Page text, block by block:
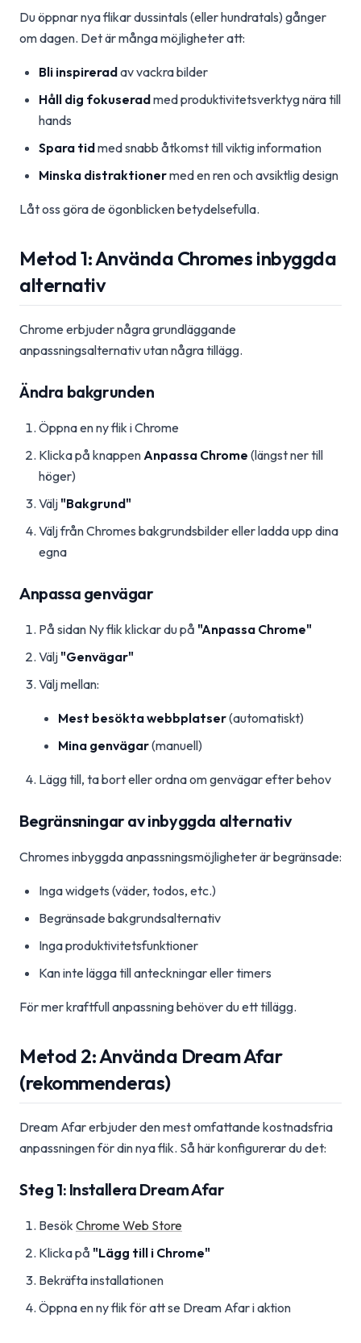
Du öppnar nya flikar dussintals (eller hundratals) gånger
om dagen. Det är många möjligheter att:
Bli inspireradav vackra bilder
Håll dig fokuseradmed produktivitetsverktyg nära till
hands
Spara tidmed snabb åtkomst till viktig information
Minska distraktionermed en ren och avsiktlig design
Låt oss göra de ögonblicken betydelsefulla.
Metod 1: Använda Chromes inbyggda
alternativ
Chrome erbjuder några grundläggande
anpassningsalternativ utan några tillägg.
Ändra bakgrunden
Öppna en ny flik i Chrome
Klicka på knappenAnpassa Chrome (längst ner till
höger)
Välj "Bakgrund"
Välj från Chromes bakgrundsbilder eller ladda upp dina
egna
Anpassa genvägar
På sidan Ny flik klickar du på "Anpassa Chrome"
Välj "Genvägar"
Välj mellan:
Mest besökta webbplatser(automatiskt)
Mina genvägar(manuell)
Lägg till, ta bort eller ordna om genvägar efter behov
Begränsningar av inbyggda alternativ
Chromes inbyggda anpassningsmöjligheter är begränsade:
Inga widgets (väder, todos, etc.)
Begränsade bakgrundsalternativ
Inga produktivitetsfunktioner
Kan inte lägga till anteckningar eller timers
För mer kraftfull anpassning behöver du ett tillägg.
Metod 2: Använda Dream Afar
(rekommenderas)
Dream Afar erbjuder den mest omfattande kostnadsfria
anpassningen för din nya flik. Så här konfigurerar du det:
Steg 1: Installera Dream Afar
Besök Chrome Web Store
Klicka på "Lägg till i Chrome"
Bekräfta installationen
Öppna en ny flik för att se Dream Afar i aktion